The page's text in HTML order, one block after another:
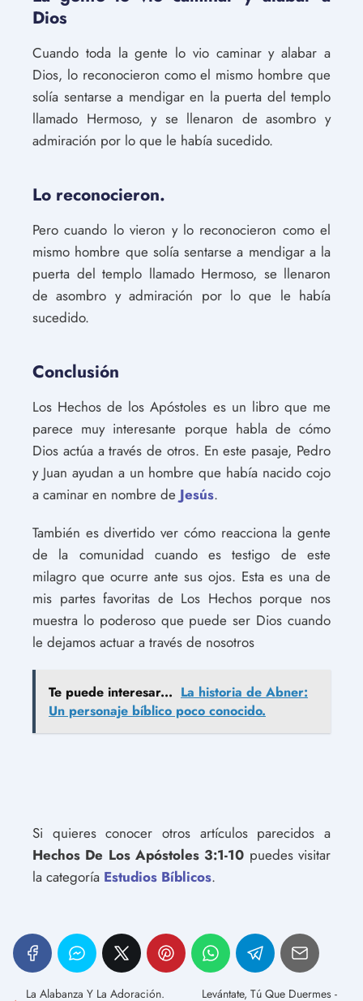
Dios
Cuando toda la gente lo vio caminar y alabar a
Dios, lo reconocieron como el mismo hombre que
solía sentarse a mendigar en la puerta del templo
llamado Hermoso, y se llenaron de asombro y
admiración por lo que le había sucedido.
Lo reconocieron.
Pero cuando lo vieron y lo reconocieron como el
mismo hombre que solía sentarse a mendigar a la
puerta del templo llamado Hermoso, se llenaron
de asombro y admiración por lo que le había
sucedido.
Conclusión
Los Hechos de los Apóstoles es un libro que me
parece muy interesante porque habla de cómo
Dios actúa a través de otros. En este pasaje, Pedro
y Juan ayudan a un hombre que había nacido cojo
a caminar en nombre de Jesús.
También es divertido ver cómo reacciona la gente
de la comunidad cuando es testigo de este
milagro que ocurre ante sus ojos. Esta es una de
mis partes favoritas de Los Hechos porque nos
muestra lo poderoso que puede ser Dios cuando
le dejamos actuar a través de nosotros
Te puede interesar... La historia de Abner:
Un personaje bíblico poco conocido.
Si quieres conocer otros artículos parecidos a
Hechos De Los Apóstoles 3:1-10 puedes visitar
la categoría Estudios Bíblicos.
La Alabanza Y La Adoración. Levántate, Tú Que Duermes -